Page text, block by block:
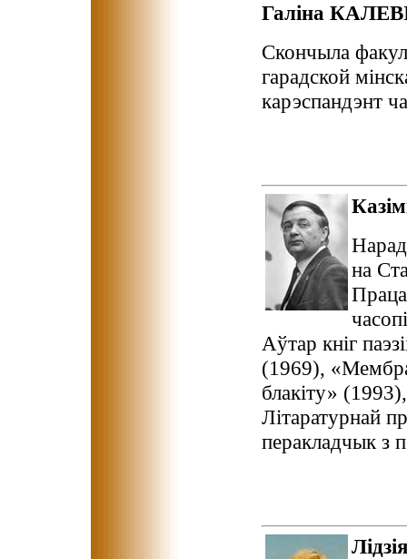
Галіна
Скончыла
гарадской
карэспандэнт
на
Аўтар кніг
(1969),
блакіту»
Літаратурнай
перакладчык з